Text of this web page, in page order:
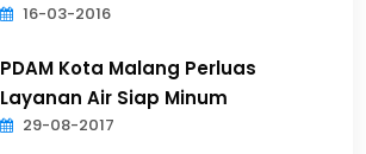
16-03-2016
PDAM Kota Malang Perluas
Layanan Air Siap Minum
29-08-2017